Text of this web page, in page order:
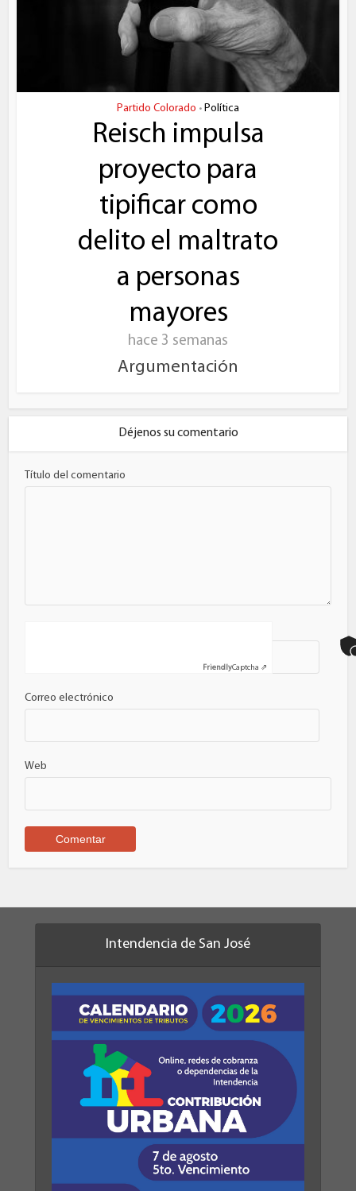
Partido Colorado • Política
Reisch impulsa
proyecto para
tipificar como
delito el maltrato
a personas
mayores
hace 3 semanas
Argumentación
Déjenos su comentario
Título del comentario
Correo electrónico
Web
FriendlyCaptcha ⇗
Intendencia de San José